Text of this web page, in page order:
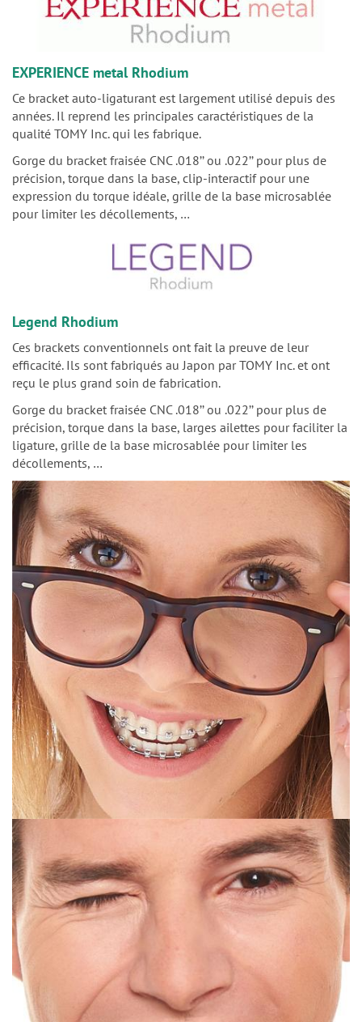
EXPERIENCE metal Rhodium
Ce bracket auto-ligaturant est largement utilisé depuis des
années. Il reprend les principales caractéristiques de la
qualité TOMY Inc. qui les fabrique.
Gorge du bracket fraisée CNC .018’’ ou .022’’ pour plus de
précision, torque dans la base, clip-interactif pour une
expression du torque idéale, grille de la base microsablée
pour limiter les décollements, …
Legend Rhodium
Ces brackets conventionnels ont fait la preuve de leur
efficacité. Ils sont fabriqués au Japon par TOMY Inc. et ont
reçu le plus grand soin de fabrication.
Gorge du bracket fraisée CNC .018’’ ou .022’’ pour plus de
précision, torque dans la base, larges ailettes pour faciliter la
ligature, grille de la base microsablée pour limiter les
décollements, …